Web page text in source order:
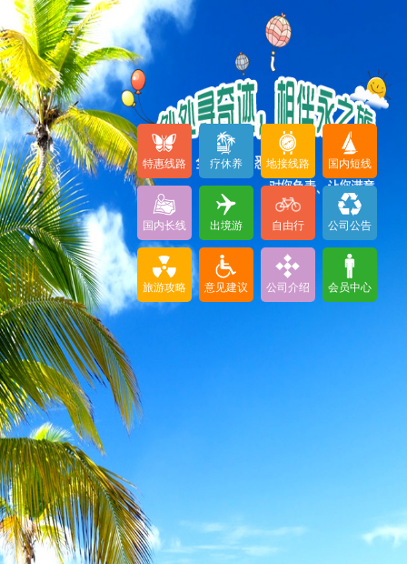
特惠线路 疗休养 地接线路 国内短线
国内长线 出境游 自由行 公司公告
旅游攻略 意见建议 公司介绍 会员中心